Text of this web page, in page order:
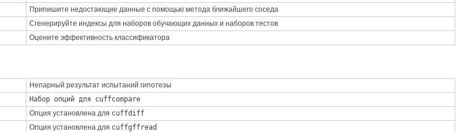
Припишите недостающие данные с помощью метода ближайшего соседа
Сгенерируйте индексы для наборов обучающих данных и наборов тестов
Оцените эффективность классификатора
Непарный результат испытаний гипотезы
Набор опций для cuffcompare
Опция установлена для cuffdiff
Опция установлена для cuffgffread